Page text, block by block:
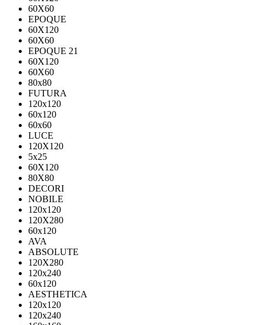
60Х60
EPOQUE
60X120
60X60
EPOQUE 21
60X120
60X60
80х80
FUTURA
120х120
60х120
60х60
LUCE
120X120
5x25
60X120
80X80
DECORI
NOBILE
120x120
120X280
60x120
AVA
ABSOLUTE
120X280
120х240
60х120
AESTHETICA
120x120
120x240